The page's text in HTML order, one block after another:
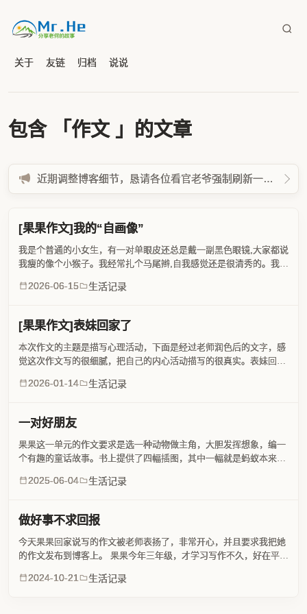
关于 友链 归档 说说
包含 「作文 」的文章
近期调整博客细节，恳请各位看官老爷强制刷新一下缓存 Ctrl + F5
[果果作文]我的“自画像”
我是个普通的小女生，有一对单眼皮还总是戴一副黑色眼镜,大家都说
我瘦的像个小猴子。我经常扎个马尾辫,自我感觉还是很清秀的。我的
我玩一会么,我都会吼不耐烦地回他一句:"吵死了!...
2026-06-15 生活记录
[果果作文]表妹回家了
本次作文的主题是描写心理活动，下面是经过老师润色后的文字，感
觉这次作文写的很细腻，把自己的内心活动描写的很真实。表妹回家
某一天。还记得外婆只说了一句话，就让我激动了大半天：“你...
2026-01-14 生活记录
一对好朋友
果果这一单元的作文要求是选一种动物做主角，大胆发挥想象，编一
个有趣的童话故事。书上提供了四幅插图，其中一幅就是蚂蚁本来很
记》，对文中的评论很感兴趣，尝试使用同样的批语来展示果果的
2025-06-04 生活记录
做好事不求回报
今天果果回家说写的作文被老师表扬了，非常开心，并且要求我把她
的作文发布到博客上。 果果今年三年级，才学习写作不久，好在平常
放学的路上，我看到了一个小盒子，这个盒子真美，上面有大...
2024-10-21 生活记录